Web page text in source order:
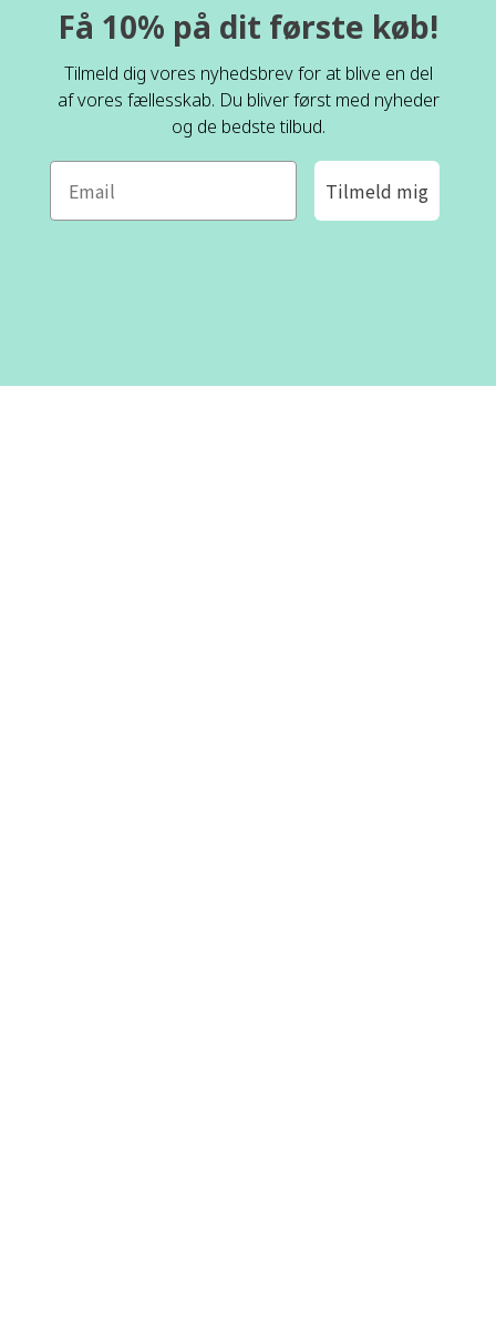
Få 10% på dit første køb!
Tilmeld dig vores nyhedsbrev for at blive en del
af vores fællesskab. Du bliver først med nyheder
og de bedste tilbud.
Tilmeld mig